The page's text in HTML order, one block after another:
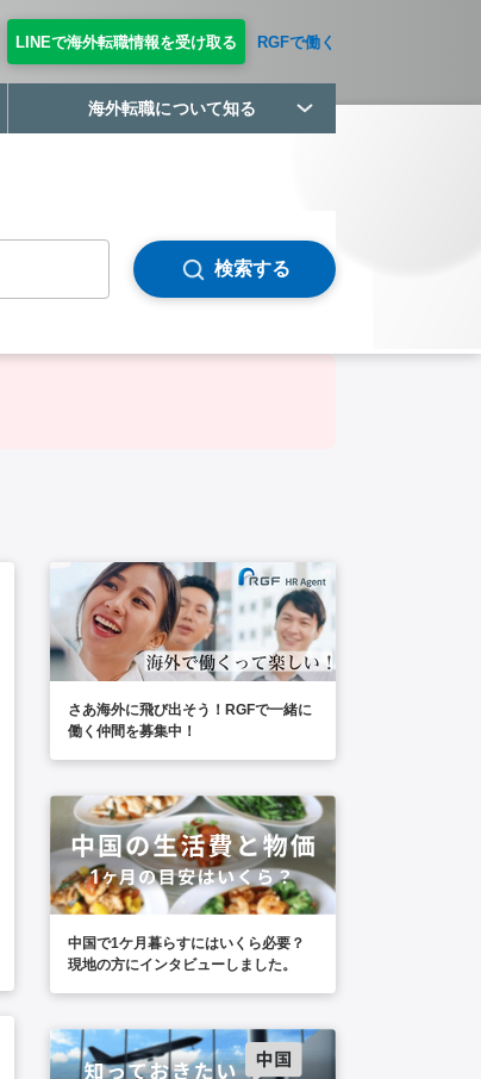
LINEで海外転職情報を受け取る RGFで働く
海外転職について知る
検索する
さあ海外に飛び出そう！RGFで一緒に
働く仲間を募集中！
中国で1ケ月暮らすにはいくら必要？
現地の方にインタビューしました。